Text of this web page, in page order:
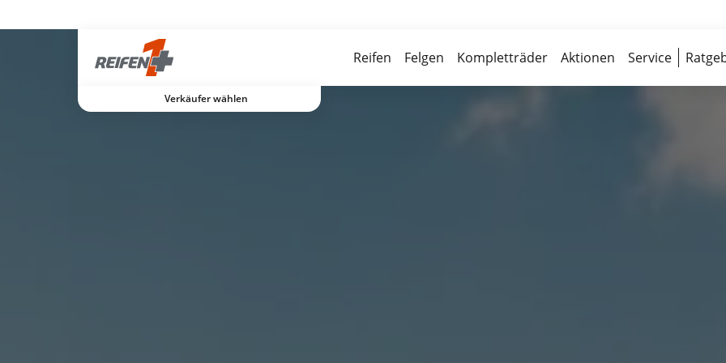
Verkäufer wählen
Reifen Felgen Kompletträder Aktionen Service